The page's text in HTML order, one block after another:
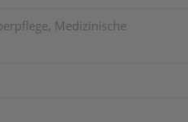
Medizinische